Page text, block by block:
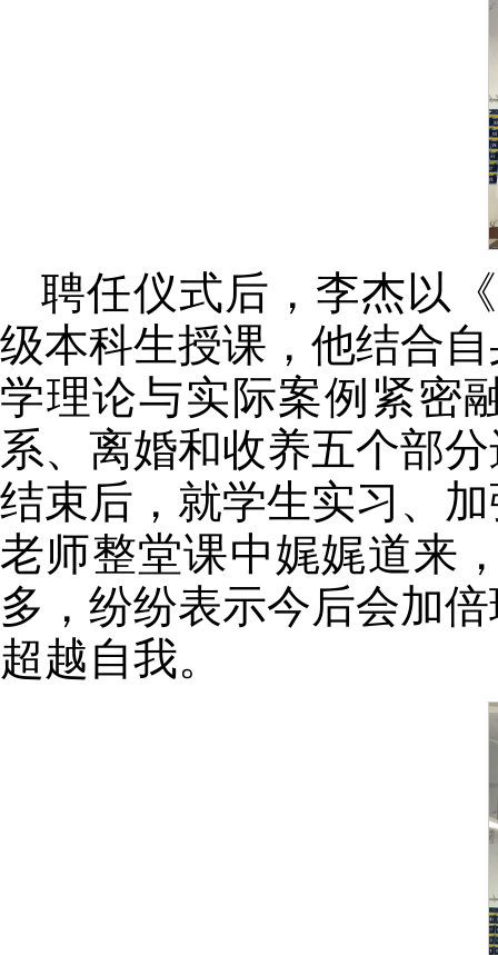
聘任仪式后，李杰以
级本科生授课，他结合
学理论与实际案例紧密
系、离婚和收养五个部
结束后，就学生实习、
老师整堂课中娓娓道来
多，纷纷表示今后会加
超越自我。